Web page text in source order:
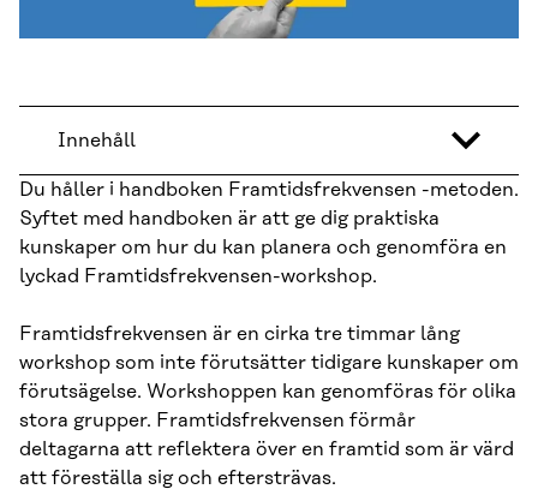
Innehåll
Du håller i handboken Framtidsfrekvensen -metoden.
Syftet med handboken är att ge dig praktiska
kunskaper om hur du kan planera och genomföra en
lyckad Framtidsfrekvensen-workshop.
Framtidsfrekvensen är en cirka tre timmar lång
workshop som inte förutsätter tidigare kunskaper om
förutsägelse. Workshoppen kan genomföras för olika
stora grupper. Framtidsfrekvensen förmår
deltagarna att reflektera över en framtid som är värd
att föreställa sig och eftersträvas.